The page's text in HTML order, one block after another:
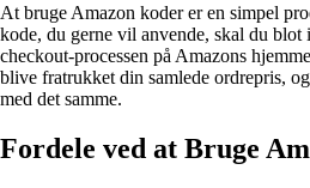
At bruge Amazon koder er en simpel
kode, du gerne vil anvende, skal du blot
checkout-processen på Amazons
blive fratrukket din samlede ordrepris,
med det samme.
Fordele ved at Bruge